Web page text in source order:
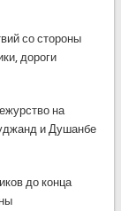
со стороны
дороги
на
и Душанбе
до конца